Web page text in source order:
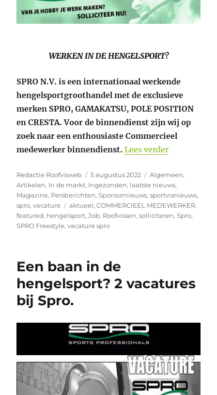
WERKEN IN DE HENGELSPORT?
SPRO N.V. is een internationaal werkende
hengelsportgroothandel met de exclusieve
merken SPRO, GAMAKATSU, POLE POSITION
en CRESTA. Voor de binnendienst zijn wij op
zoek naar een enthousiaste Commercieel
medewerker binnendienst. Lees verder“Vacature
Auteur
Redactie Roofvisweb
Geplaatst
op
5 augustus 2022 Categorieën
Algemeen,
Artikelen, In de markt, Ingezonden, laatste nieuws,
Magazine, Persberichten,Sponsornieuws,sportvisnieuws,
spro,vacature Tags
aktueel,COMMERCIEEL MEDEWERKER,
featured, hengelsport,Job, Roofvissen,solliciteren,Spro,
SPRO Freestyle,vacature spro
Een baan in de
hengelsport? 2 vacatures
bij Spro.